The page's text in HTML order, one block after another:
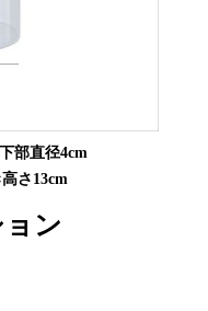
部直径4cm
さ13cm
ン